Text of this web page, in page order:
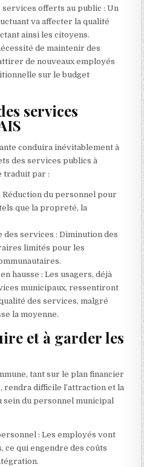
services offerts au public : Un
va affecter la qualité
ainsi les citoyens.
de maintenir des
de nouveaux employés
sur le budget
services
conduira inévitablement à
des services publics à
traduit par :
Réduction du personnel pour
que la propreté, la
services : Diminution des
limités pour les
hausse : Les usagers, déjà
municipaux, ressentiront
des services, malgré
la moyenne.
et à garder les
tant sur le plan financier
rendra difficile l’attraction et la
sein du personnel municipal
: Les employés vont
ce qui engendre des coûts